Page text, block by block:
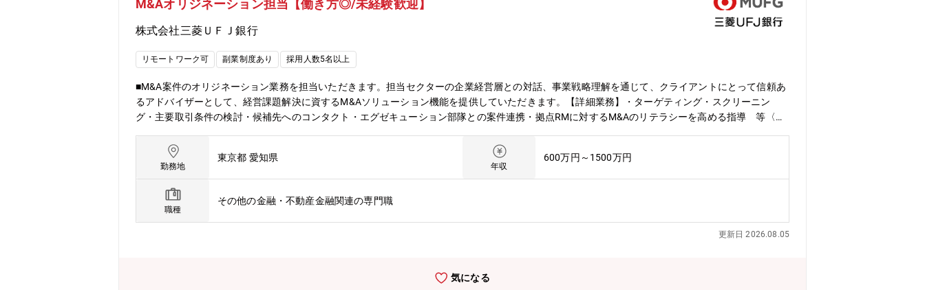
M&Aオリジネーション担当【働き方◎/未経験歓迎】
株式会社三菱ＵＦＪ銀行
リモートワーク可 副業制度あり 採用人数5名以上
■M&A案件のオリジネーション業務を担当いただきます。担当セクターの企業経営層との対話、事業戦略理解を通じて、クライアントにとって信頼あ
るアドバイザーとして、経営課題解決に資するM&Aソリューション機能を提供していただきます。【詳細業務】・ターゲティング・スクリーニン
グ・主要取引条件の検討・候補先へのコンタクト・エグゼキューション部隊との案件連携・拠点RMに対するM&Aのリテラシーを高める指導 等〈案
戦略室は2024年4月1日の中計改装に伴い、産業リサーチ＆プロデュース部とコーポレート情報営業部の子部署として立ち上がった部署です。【M&A
戦略室の役割】・営業拠点と連携し、経営戦略・事業戦略の実現に向けたオリジネーションを提供しております。・M&Aオリジネーション専門組織
として営業拠点とMUFG各組織の中核を担い、MUFG内のM&A/セクター知見を活用してお客様のニーズに機動的に対応して対応しております。・圧
倒的な実績をほこるMUFGのエグゼキューション組織（三菱UFJモルガン・スタンレー証券や財務開発室）と密接に連携し、M&A初期段階から一気通
貫してサポートしております。【魅力ポイント】■残業時間も少なく、サービス残業もないため、柔軟な働き方が可能です。■三菱UFJ銀行に対するお
客様からの信頼が強く、長期的な関係性の中で、案件を担当できるため、お客様との関係が非常に良いです。■MUFGの有する顧客ネットワークを最
大限活用し、経営トップとのダイレクトなコンタクトができます。■業界環境変化の最先端に身を置くことで、業界再編等のダイナミックな動きを肌
では上位にいます。一方で内訳として大型のクロスボーダー案件が多く、中規模の案件は着手できておりませんでした。そこで、今後のM&Aにおけ
勤務地
東京都 愛知県
年収
600万円～1500万円
職種
その他の金融・不動産金融関連の専門職
更新日 2026.08.05
気になる